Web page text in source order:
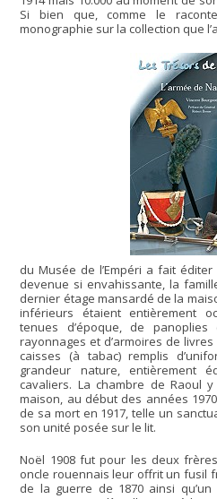
Si bien que, comme le
monographie sur la collection que
du Musée de l’Empéri a fait éditer
devenue si envahissante, la
dernier étage mansardé de la
inférieurs étaient entièrement
tenues d’époque, de
rayonnages et d’armoires de
caisses (à tabac) remplis
grandeur nature, entièrement
cavaliers. La chambre de Raoul
maison, au début des années
de sa mort en 1917, telle un
son unité posée sur le lit.
Noël 1908 fut pour les deux
oncle rouennais leur offrit un fusil
de la guerre de 1870 ainsi